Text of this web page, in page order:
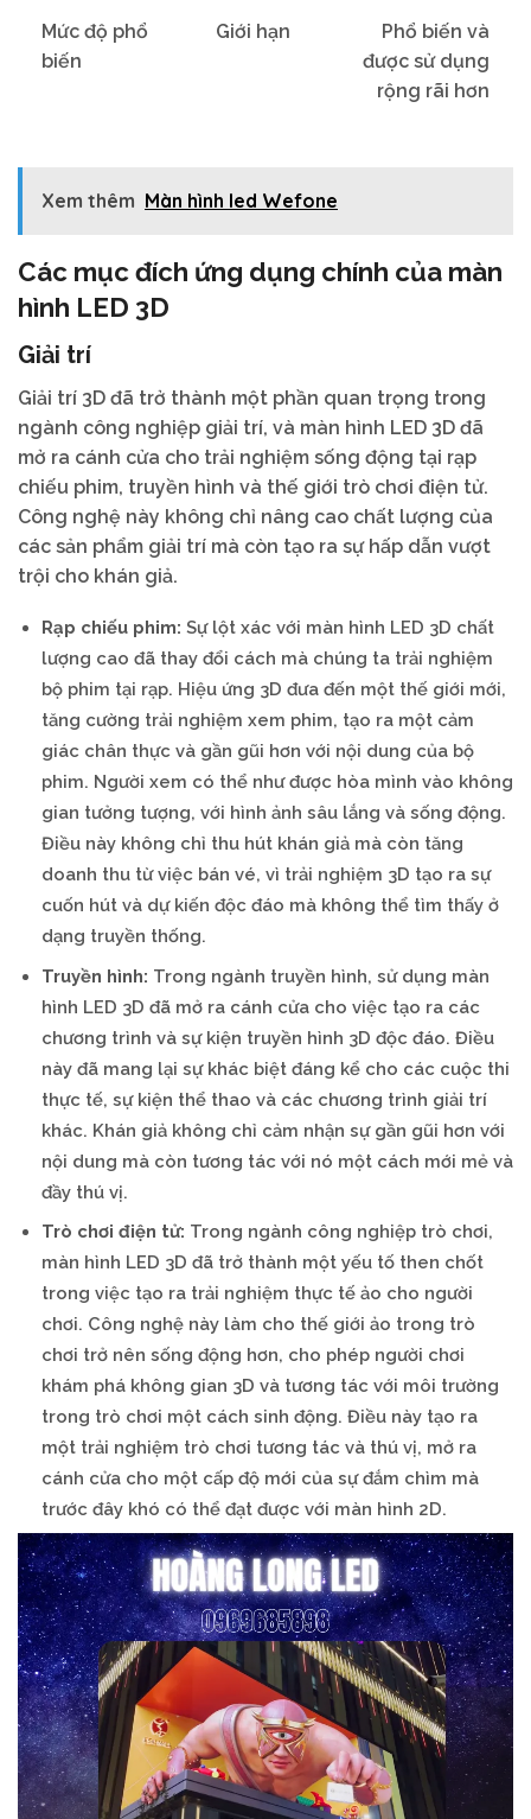
Mức độ phổ
biến
Giới hạn
Phổ biến và
được sử dụng
rộng rãi hơn
Xem thêm Màn hình led Wefone
Các mục đích ứng dụng chính của màn
hình LED 3D
Giải trí
Giải trí 3D đã trở thành một phần quan trọng trong
ngành công nghiệp giải trí, và màn hình LED 3D đã
mở ra cánh cửa cho trải nghiệm sống động tại rạp
chiếu phim, truyền hình và thế giới trò chơi điện tử.
Công nghệ này không chỉ nâng cao chất lượng của
các sản phẩm giải trí mà còn tạo ra sự hấp dẫn vượt
trội cho khán giả.
Rạp chiếu phim: Sự lột xác với màn hình LED 3D chất
lượng cao đã thay đổi cách mà chúng ta trải nghiệm
bộ phim tại rạp. Hiệu ứng 3D đưa đến một thế giới mới,
tăng cường trải nghiệm xem phim, tạo ra một cảm
giác chân thực và gần gũi hơn với nội dung của bộ
phim. Người xem có thể như được hòa mình vào không
gian tưởng tượng, với hình ảnh sâu lắng và sống động.
Điều này không chỉ thu hút khán giả mà còn tăng
doanh thu từ việc bán vé, vì trải nghiệm 3D tạo ra sự
cuốn hút và dự kiến độc đáo mà không thể tìm thấy ở
dạng truyền thống.
Truyền hình: Trong ngành truyền hình, sử dụng màn
hình LED 3D đã mở ra cánh cửa cho việc tạo ra các
chương trình và sự kiện truyền hình 3D độc đáo. Điều
này đã mang lại sự khác biệt đáng kể cho các cuộc thi
thực tế, sự kiện thể thao và các chương trình giải trí
khác. Khán giả không chỉ cảm nhận sự gần gũi hơn với
nội dung mà còn tương tác với nó một cách mới mẻ và
đầy thú vị.
Trò chơi điện tử: Trong ngành công nghiệp trò chơi,
màn hình LED 3D đã trở thành một yếu tố then chốt
trong việc tạo ra trải nghiệm thực tế ảo cho người
chơi. Công nghệ này làm cho thế giới ảo trong trò
chơi trở nên sống động hơn, cho phép người chơi
khám phá không gian 3D và tương tác với môi trường
trong trò chơi một cách sinh động. Điều này tạo ra
một trải nghiệm trò chơi tương tác và thú vị, mở ra
cánh cửa cho một cấp độ mới của sự đắm chìm mà
trước đây khó có thể đạt được với màn hình 2D.